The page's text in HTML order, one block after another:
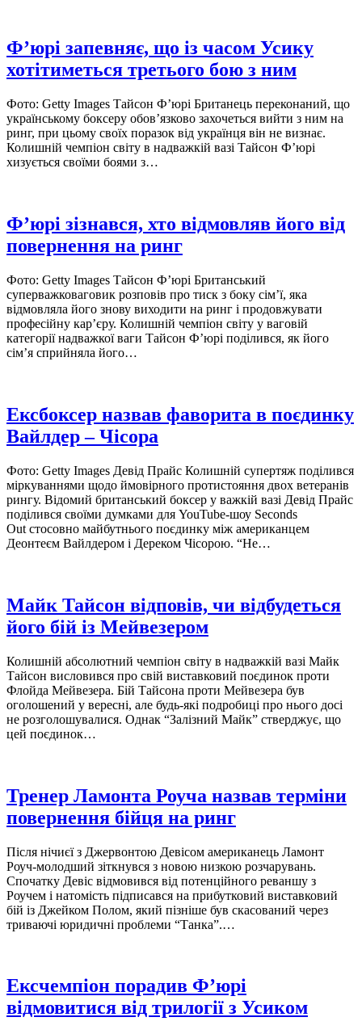
Ф’юрі запевняє, що із часом Усику
хотітиметься третього бою з ним
Фото: Getty Images Тайсон Ф’юрі Британець переконаний, що
українському боксеру обов’язково захочеться вийти з ним на
ринг, при цьому своїх поразок від українця він не визнає.
Колишній чемпіон світу в надважкій вазі Тайсон Ф’юрі
хизується своїми боями з…
Ф’юрі зізнався, хто відмовляв його від
повернення на ринг
Фото: Getty Images Тайсон Ф’юрі Британський
суперважковаговик розповів про тиск з боку сім’ї, яка
відмовляла його знову виходити на ринг і продовжувати
професійну кар’єру. Колишній чемпіон світу у ваговій
категорії надважкої ваги Тайсон Ф’юрі поділився, як його
сім’я сприйняла його…
Ексбоксер назвав фаворита в поєдинку
Вайлдер – Чісора
Фото: Getty Images Девід Прайс Колишній супертяж поділився
міркуваннями щодо ймовірного протистояння двох ветеранів
рингу. Відомий британський боксер у важкій вазі Девід Прайс
поділився своїми думками для YouTube-шоу Seconds
Out стосовно майбутнього поєдинку між американцем
Деонтеєм Вайлдером і Дереком Чісорою. “Не…
Майк Тайсон відповів, чи відбудеться
його бій із Мейвезером
Колишній абсолютний чемпіон світу в надважкій вазі Майк
Тайсон висловився про свій виставковий поєдинок проти
Флойда Мейвезера. Бій Тайсона проти Мейвезера був
оголошений у вересні, але будь-які подробиці про нього досі
не розголошувалися. Однак “Залізний Майк” стверджує, що
цей поєдинок…
Тренер Ламонта Роуча назвав терміни
повернення бійця на ринг
Після нічиєї з Джервонтою Девісом американець Ламонт
Роуч-молодший зіткнувся з новою низкою розчарувань.
Спочатку Девіс відмовився від потенційного реваншу з
Роучем і натомість підписався на прибутковий виставковий
бій із Джейком Полом, який пізніше був скасований через
триваючі юридичні проблеми “Танка”.…
Ексчемпіон порадив Ф’юрі
відмовитися від трилогії з Усиком